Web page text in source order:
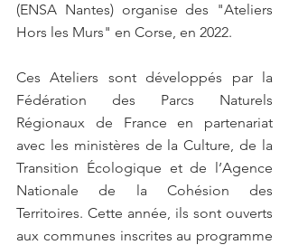
(ENSA Nantes) organise des "Ateliers
Hors les Murs" en Corse, en 2022.
Ces Ateliers sont développés par la
Fédération des Parcs Naturels
Régionaux de France en partenariat
avec les ministères de la Culture, de la
Transition Écologique et de l’Agence
Nationale de la Cohésion des
Territoires. Cette année, ils sont ouverts
aux communes inscrites au programme